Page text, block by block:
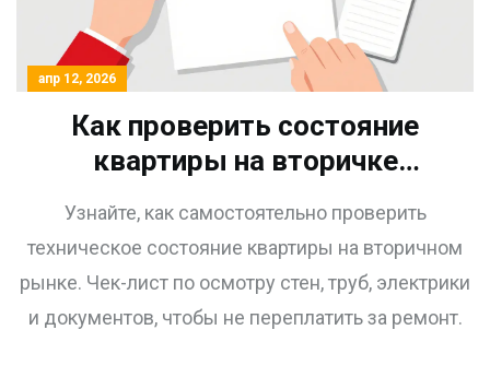
апр 12, 2026
Как проверить состояние
квартиры на вторичке
осмотру
Узнайте, как самостоятельно проверить
техническое состояние квартиры на вторичном
рынке. Чек-лист по осмотру стен, труб, электрики
и документов, чтобы не переплатить за ремонт.